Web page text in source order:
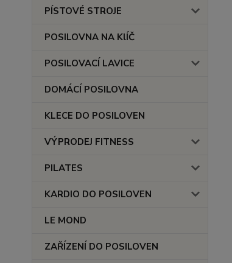
PÍSTOVÉ STROJE
POSILOVNA NA KlÍČ
POSILOVACÍ LAVICE
DOMÁCÍ POSILOVNA
KLECE DO POSILOVEN
VÝPRODEJ FITNESS
PILATES
KARDIO DO POSILOVEN
LE MOND
ZAŘÍZENÍ DO POSILOVEN